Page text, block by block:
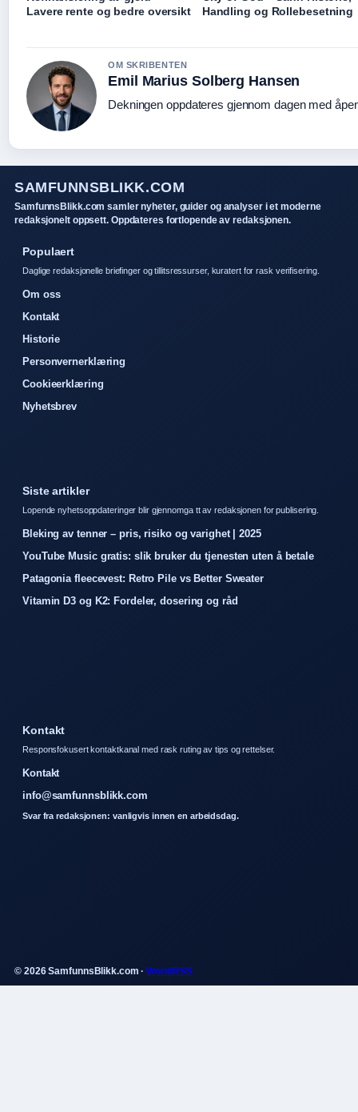
Lavere rente og bedre oversikt
Handling og Rollebesetning
OM SKRIBENTEN
Emil Marius Solberg Hansen
Dekningen oppdateres gjennom dagen med
SAMFUNNSBLIKK.COM
SamfunnsBlikk.com samler nyheter, guider og analyser i et moderne
redaksjonelt oppsett. Oppdateres fortlopende av redaksjonen.
Populaert
Daglige redaksjonelle briefinger og tillitsressurser, kuratert for rask verifisering.
Om oss
Kontakt
Historie
Personvernerklæring
Cookieerklæring
Nyhetsbrev
Siste artikler
Lopende nyhetsoppdateringer blir gjennomga tt av redaksjonen for publisering.
Bleking av tenner – pris, risiko og varighet | 2025
YouTube Music gratis: slik bruker du tjenesten uten å betale
Patagonia fleecevest: Retro Pile vs Better Sweater
Vitamin D3 og K2: Fordeler, dosering og råd
Kontakt
Responsfokusert kontaktkanal med rask ruting av tips og rettelser.
Kontakt
info@samfunnsblikk.com
Svar fra redaksjonen: vanligvis innen en arbeidsdag.
© 2026 SamfunnsBlikk.com ·WorldRSS